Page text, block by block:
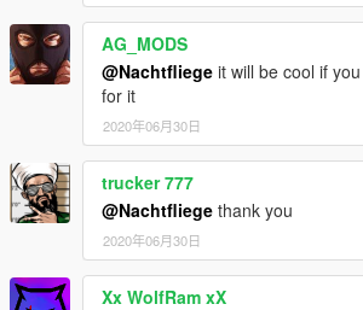
AG_MODS
@Nachtfliege it will be cool if
for it
2020年06月30日
trucker 777
@Nachtfliege thank you
2020年06月30日
Xx WolfRam xX